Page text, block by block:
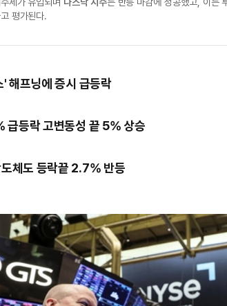
평가된다.
해프닝에 증시 급등락
급등락 고변동성 끝 5% 상승
체도 등락끝 2.7% 반등